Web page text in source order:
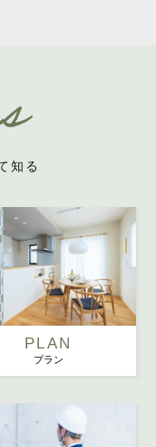
知る
PLAN
プラン